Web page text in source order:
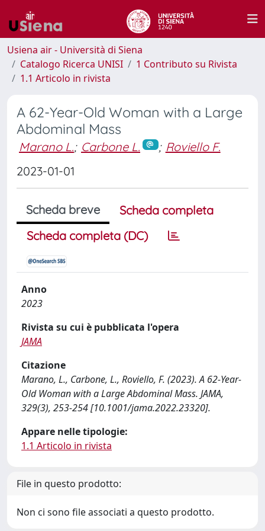
Usiena air - Università di Siena
Catalogo Ricerca UNISI
1 Contributo su Rivista
1.1 Articolo in rivista
A 62-Year-Old Woman with a Large
Abdominal Mass
Marano L.; Carbone L. ; Roviello F.
2023-01-01
Scheda breve
Scheda completa
Scheda completa (DC)
Anno
2023
Rivista su cui è pubblicata l'opera
JAMA
Citazione
Marano, L., Carbone, L., Roviello, F. (2023). A 62-Year-
Old Woman with a Large Abdominal Mass. JAMA,
329(3), 253-254 [10.1001/jama.2022.23320].
Appare nelle tipologie:
1.1 Articolo in rivista
File in questo prodotto:
Non ci sono file associati a questo prodotto.